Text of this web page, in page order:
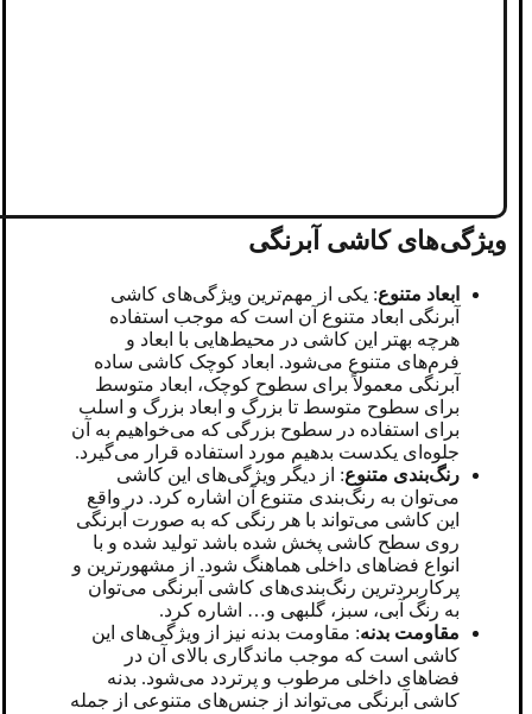
ویژگی‌های کاشی آبرنگی
ابعاد متنوع: یکی از مهم‌ترین ویژگی‌های کاشی
آبرنگی ابعاد متنوع آن است که موجب استفاده
هرچه بهتر این کاشی در محیط‌هایی با ابعاد و
فرم‌های متنوع می‌شود. ابعاد کوچک کاشی ساده
آبرنگی معمولاً برای سطوح کوچک، ابعاد متوسط
برای سطوح متوسط تا بزرگ و ابعاد بزرگ و اسلب
برای استفاده در سطوح بزرگی که می‌خواهیم به آن
جلوه‌ای یکدست بدهیم مورد استفاده قرار می‌گیرد.
رنگ‌بندی متنوع: از دیگر ویژگی‌های این کاشی
می‌توان به رنگ‌بندی متنوع آن اشاره کرد. در واقع
این کاشی می‌تواند با هر رنگی که به صورت آبرنگی
روی سطح کاشی پخش شده باشد تولید شده و با
انواع فضاهای داخلی هماهنگ شود. از مشهورترین و
پرکاربردترین رنگ‌بندی‌های کاشی آبرنگی می‌توان
به رنگ آبی، سبز، گلبهی و… اشاره کرد.
مقاومت بدنه: مقاومت بدنه نیز از ویژگی‌های این
کاشی است که موجب ماندگاری بالای آن در
فضاهای داخلی مرطوب و پرتردد می‌شود. بدنه
کاشی آبرنگی می‌تواند از جنس‌های متنوعی از جمله